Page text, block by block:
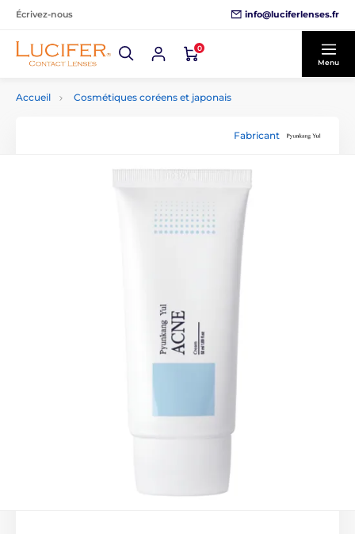
Écrivez-nous info@luciferlenses.fr
0
Menu
Accueil Cosmétiques coréens et japonais
Fabricant